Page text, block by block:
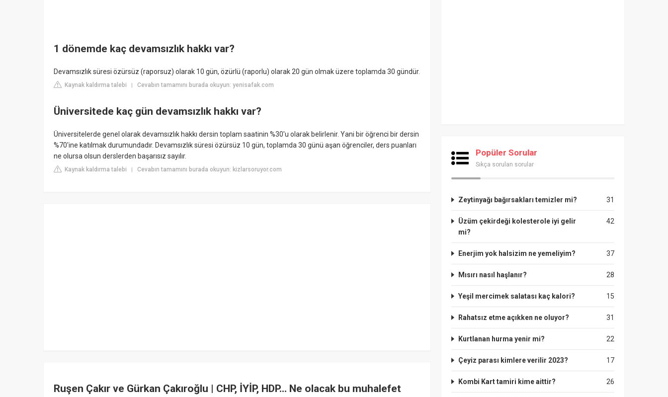
1 dönemde kaç devamsızlık hakkı var?
Devamsızlık süresi özürsüz (raporsuz) olarak 10 gün, özürlü (raporlu) olarak 20 gün olmak üzere toplamda 30 gündür.
Kaynak kaldırma talebi | Cevabın tamamını burada okuyun: yenisafak.com
Üniversitede kaç gün devamsızlık hakkı var?
Üniversitelerde genel olarak devamsızlık hakkı dersin toplam saatinin %30'u olarak belirlenir. Yani bir öğrenci bir dersin
%70'ine katılmak durumundadır. Devamsızlık süresi özürsüz 10 gün, toplamda 30 günü aşan öğrenciler, ders puanları
ne olursa olsun derslerden başarısız sayılır.
Kaynak kaldırma talebi | Cevabın tamamını burada okuyun: kizlarsoruyor.com
Ruşen Çakır ve Gürkan Çakıroğlu | CHP, İYİP, HDP... Ne olacak bu muhalefet
Popüler Sorular
Sıkça sorulan sorular
31
Zeytinyağı bağırsakları temizler mi?
42
Üzüm çekirdeği kolesterole iyi gelir
mi?
37
Enerjim yok halsizim ne yemeliyim?
28
Mısırı nasıl haşlanır?
15
Yeşil mercimek salatası kaç kalori?
31
Rahatsız etme açıkken ne oluyor?
22
Kurtlanan hurma yenir mi?
17
Çeyiz parası kimlere verilir 2023?
26
Kombi Kart tamiri kime aittir?